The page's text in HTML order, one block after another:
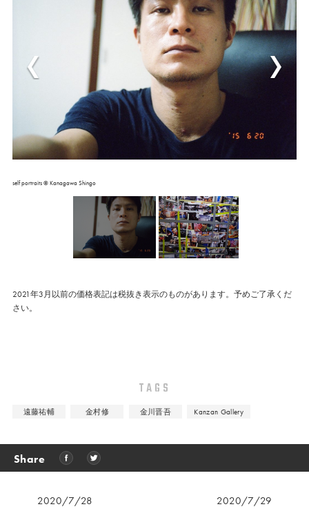
self portraits © Kanagawa Shingo
2021年3月以前の価格表記は税抜き表示のものがあります。予めご了承くだ
さい。
TAGS
遠藤祐輔 金村修 金川晋吾 Kanzan Gallery
Share
2020/7/28
2020/7/29